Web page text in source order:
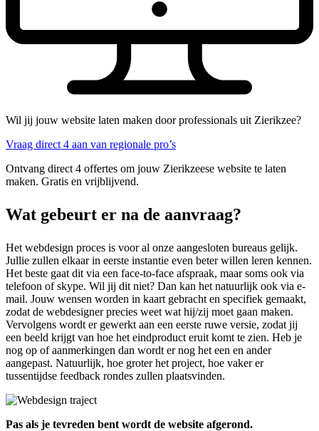
Wil jij jouw website laten maken door professionals uit Zierikzee?
Vraag direct 4 aan van regionale pro’s
Ontvang direct 4 offertes om jouw Zierikzeese website te laten
maken. Gratis en vrijblijvend.
Wat gebeurt er na de aanvraag?
Het webdesign proces is voor al onze aangesloten bureaus gelijk.
Jullie zullen elkaar in eerste instantie even beter willen leren kennen.
Het beste gaat dit via een face-to-face afspraak, maar soms ook via
telefoon of skype. Wil jij dit niet? Dan kan het natuurlijk ook via e-
mail. Jouw wensen worden in kaart gebracht en specifiek gemaakt,
zodat de webdesigner precies weet wat hij/zij moet gaan maken.
Vervolgens wordt er gewerkt aan een eerste ruwe versie, zodat jij
een beeld krijgt van hoe het eindproduct eruit komt te zien. Heb je
nog op of aanmerkingen dan wordt er nog het een en ander
aangepast. Natuurlijk, hoe groter het project, hoe vaker er
tussentijdse feedback rondes zullen plaatsvinden.
Pas als je tevreden bent wordt de website afgerond.